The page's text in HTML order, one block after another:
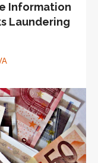
Information
Laundering